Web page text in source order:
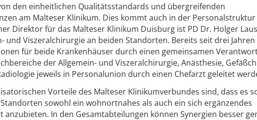
den einheitlichen Qualitätsstandards und übergreifenden
am Malteser Klinikum. Dies kommt auch in der
Direktor für das Malteser Klinikum Duisburg ist PD Dr. Holger
und Viszeralchirurgie an beiden Standorten. Bereits seit drei
für beide Krankenhäuser durch einen gemeinsamen
der Allgemein- und Viszeralchirurgie, Anästhesie,
jeweils in Personalunion durch einen Chefarzt geleitet
Vorteile des Malteser Klinikumverbundes sind, dass es
sowohl ein wohnortnahes als auch ein sich ergänzendes
anzubieten. In den Gesamtabteilungen können Synergien besser